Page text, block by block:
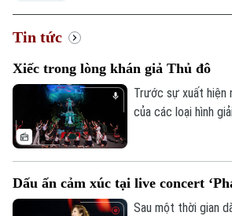
Tin tức
Xiếc trong lòng khán giả Thủ đô
Trước sự xuất hiện
của các loại hình
Nhưng với sự đổi
dựng, nội dung và
Dấu ấn cảm xúc tại live concert
Sau một thời gian